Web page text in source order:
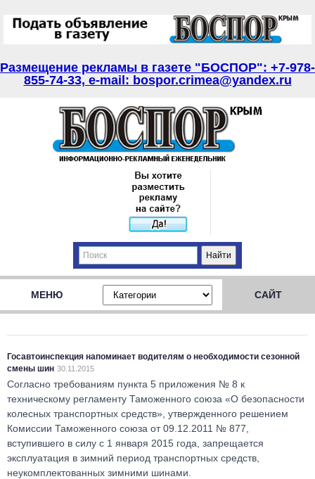
Размещение рекламы в газете "БОСПОР": +7-978-
855-74-33, e-mail: bospor.crimea@yandex.ru
МЕНЮ САЙТ
Госавтоинспекция напоминает водителям о необходимости сезонной
смены шин 30.11.2015
Согласно требованиям пункта 5 приложения № 8 к
техническому регламенту Таможенного союза «О безопасности
колесных транспортных средств», утвержденного решением
Комиссии Таможенного союза от 09.12.2011 № 877,
вступившего в силу с 1 января 2015 года, запрещается
эксплуатация в зимний период транспортных средств,
неукомплектованных зимними шинами.